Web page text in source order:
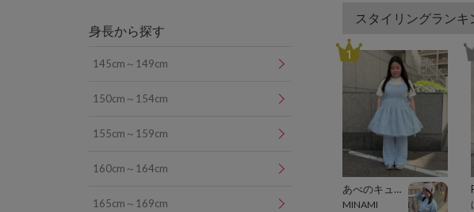
身長から探す
145cm～149cm
150cm～154cm
155cm～159cm
160cm～164cm
165cm～169cm
スタイリングランキ
あべのキューズモール（109ABENO）
MINAMI
1